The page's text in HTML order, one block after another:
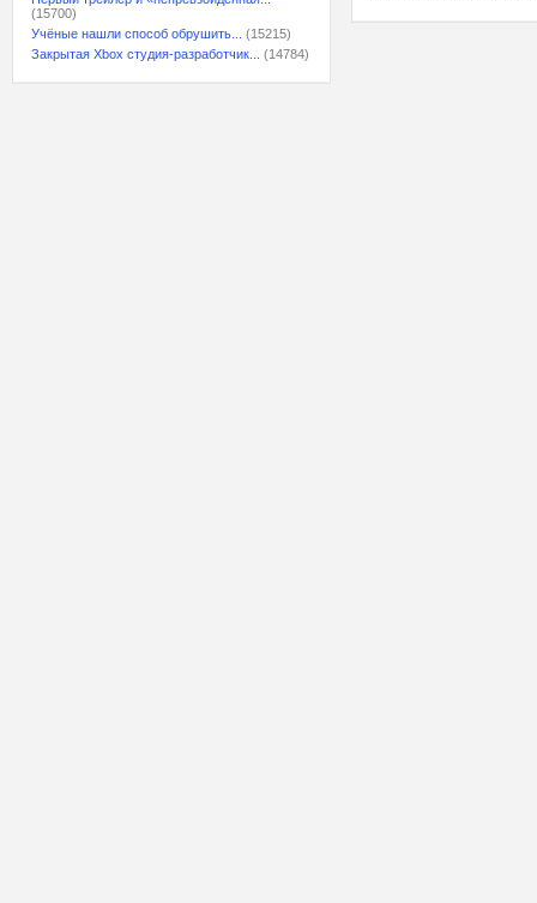
(15700)
Учёные нашли способ обрушить...
(15215)
Закрытая Xbox студия-разработчик...
(14784)